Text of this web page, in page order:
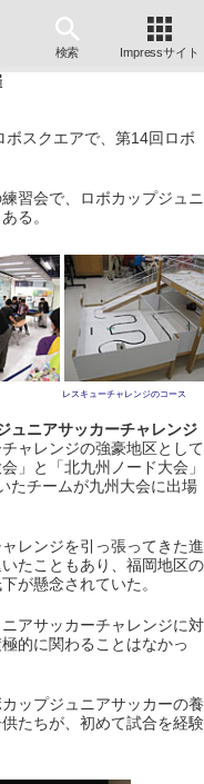
検索 Impressサイト
スクエアで、第14回ロボ
習会で、ロボカップジュニ
る。
レスキューチャレンジのコース
ュニアサッカーチャレンジ
ャレンジの強豪地区として
」と「北九州ノード大会」
たチームが九州大会に出場
レンジを引っ張ってきた進
たこともあり、福岡地区の
が懸念されていた。
アサッカーチャレンジに対
的に関わることはなかっ
ップジュニアサッカーの養
たちが、初めて試合を経験